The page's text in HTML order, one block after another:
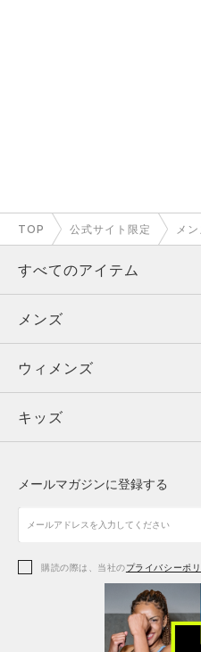
TOP 公式サイト限定 メ
すべてのアイテム
メンズ
ウィメンズ
キッズ
アクセサリー
メンズ
トップス
ボトムス
アクセサリー
ウィメンズ
トップス
シューズ
アクセサリー
キッズ
シューズ
メールマガジンに登録する
購読の際は、当社のプライバシーポ